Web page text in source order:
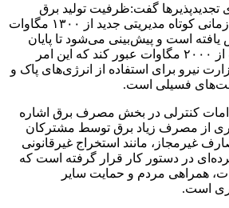
تجدیدپذیرها گفت:ظرفیت تولید برق
تجدیدپذیر کشور در بازه زمانی کوتاه مدیریتی جدید از ۱۳۰۰ مگاوات
یافته است و پیش‌بینی می‌شود تا پایان
سال جاری، این ظرفیت از ۲۰۰۰ مگاوات عبور کند که این امر
نیرو برای استفاده از انرژی‌های پاک و
فسیلی است.
کنترلی در بخش مصرف برق اشاره
از مصرف زیاد برق توسط مشترکان
غیرمجاز، مانند استخراج غیرقانونی
در دستور کار قرار گرفته است که
همراهی مردم و حمایت سایر
است.